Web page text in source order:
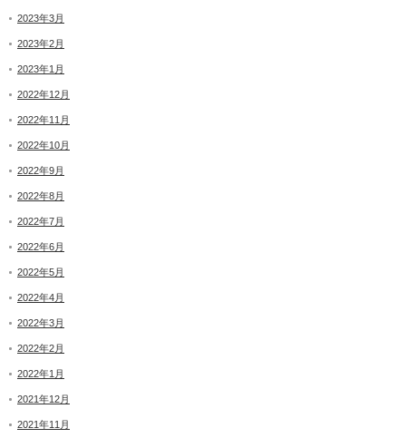
2023年3月
2023年2月
2023年1月
2022年12月
2022年11月
2022年10月
2022年9月
2022年8月
2022年7月
2022年6月
2022年5月
2022年4月
2022年3月
2022年2月
2022年1月
2021年12月
2021年11月